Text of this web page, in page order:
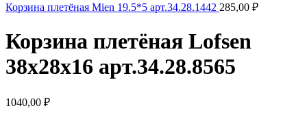
Корзина плетёная Mien 19.5*5 арт.34.28.1442 285,00 ₽
Корзина плетёная Lofsen
38х28х16 арт.34.28.8565
1040,00 ₽